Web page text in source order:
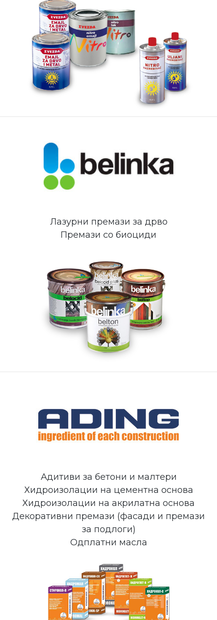
Лазурни премази за дрво
Премази со биоциди
Адитиви за бетони и малтери
Хидроизолации на цементна основа
Хидроизолации на акрилатна основа
Декоративни премази (фасади и премази
за подлоги)
Одплатни масла